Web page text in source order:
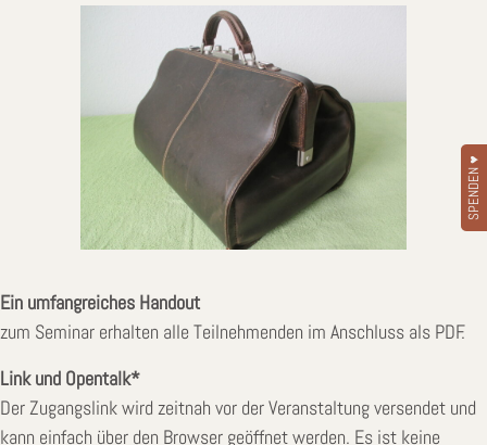
Ein umfangreiches Handout
zum Seminar erhalten alle Teilnehmenden im Anschluss als PDF.
Link und Opentalk*
Der Zugangslink wird zeitnah vor der Veranstaltung versendet und
kann einfach über den Browser geöffnet werden. Es ist keine
SPENDEN ♥